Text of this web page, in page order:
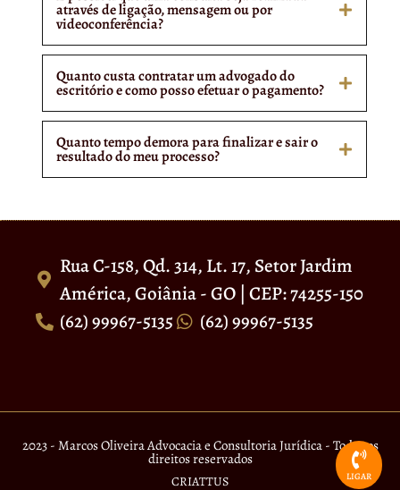
através de ligação, mensagem ou por
videoconferência?
Quanto custa contratar um advogado do
escritório e como posso efetuar o pagamento?
Quanto tempo demora para finalizar e sair o
resultado do meu processo?
Rua C-158, Qd. 314, Lt. 17, Setor Jardim
América, Goiânia - GO | CEP: 74255-150
(62) 99967-5135
(62) 99967-5135
2023 - Marcos Oliveira Advocacia e Consultoria Jurídica - Todos os
direitos reservados
CRIATTUS LIGAR